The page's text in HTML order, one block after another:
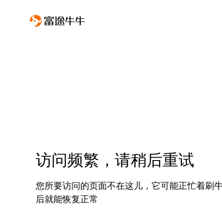
访问频繁，请稍后重试
您所要访问的页面不在这儿，它可能正忙着刷
后就能恢复正常